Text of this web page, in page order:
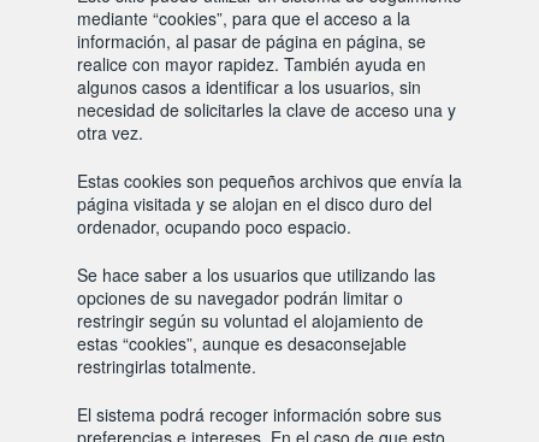
mediante “cookies”, para que el acceso a la
información, al pasar de página en página, se
realice con mayor rapidez. También ayuda en
algunos casos a identificar a los usuarios, sin
necesidad de solicitarles la clave de acceso una y
otra vez.
Estas cookies son pequeños archivos que envía la
página visitada y se alojan en el disco duro del
ordenador, ocupando poco espacio.
Se hace saber a los usuarios que utilizando las
opciones de su navegador podrán limitar o
restringir según su voluntad el alojamiento de
estas “cookies”, aunque es desaconsejable
restringirlas totalmente.
El sistema podrá recoger información sobre sus
preferencias e intereses. En el caso de que esto